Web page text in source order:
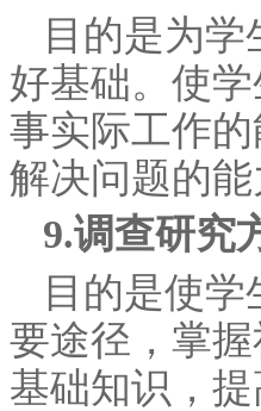
目的是为
好基础。使
事实际工作
解决问题的能
9.调查研究
目的是使
要途径，掌
基础知识，